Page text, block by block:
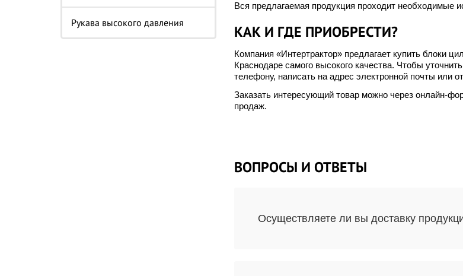
Рукава высокого давления
Вся предлагаемая продукция проходит необходимые
КАК И ГДЕ ПРИОБРЕСТИ?
Компания «Интертрактор» предлагает купить блоки
Краснодаре самого высокого качества. Чтобы
телефону, написать на адрес электронной почты или
Заказать интересующий товар можно через онлайн-
продаж.
ВОПРОСЫ И ОТВЕТЫ
Осуществляете ли вы доставку